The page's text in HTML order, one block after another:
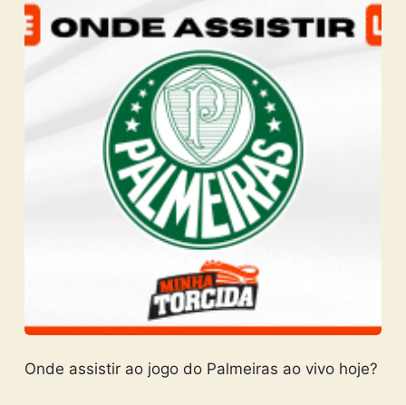
Onde assistir ao jogo do Palmeiras ao vivo hoje?